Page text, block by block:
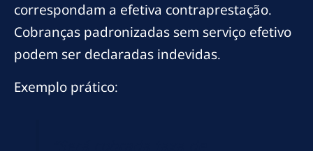
correspondam a efetiva contraprestação.
Cobranças padronizadas sem serviço efetivo
podem ser declaradas indevidas.
Exemplo prático: